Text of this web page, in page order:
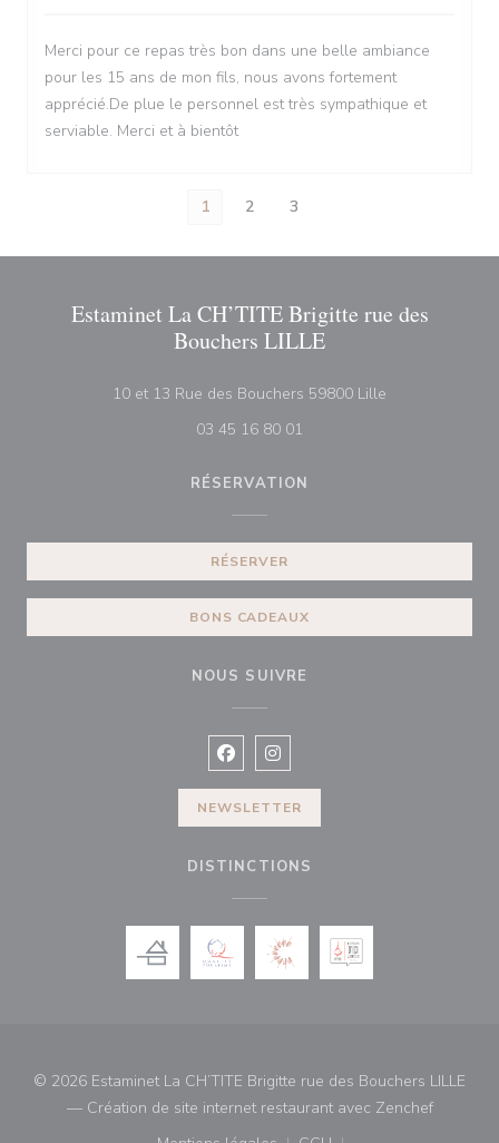
Merci pour ce repas très bon dans une belle ambiance
pour les 15 ans de mon fils, nous avons fortement
apprécié.De plue le personnel est très sympathique et
serviable. Merci et à bientôt
1 2 3
Estaminet La CH’TITE Brigitte rue des
Bouchers LILLE
10 et 13 Rue des Bouchers 59800 Lille
03 45 16 80 01
RÉSERVATION
RÉSERVER
BONS CADEAUX
NOUS SUIVRE
Facebook ((ouvre une nouvelle
Instagram ((ouvre une
NEWSLETTER
DISTINCTIONS
© 2026 Estaminet La CH’TITE Brigitte rue des Bouchers LILLE
— Création de site internet restaurant avec Zenchef((ouvre